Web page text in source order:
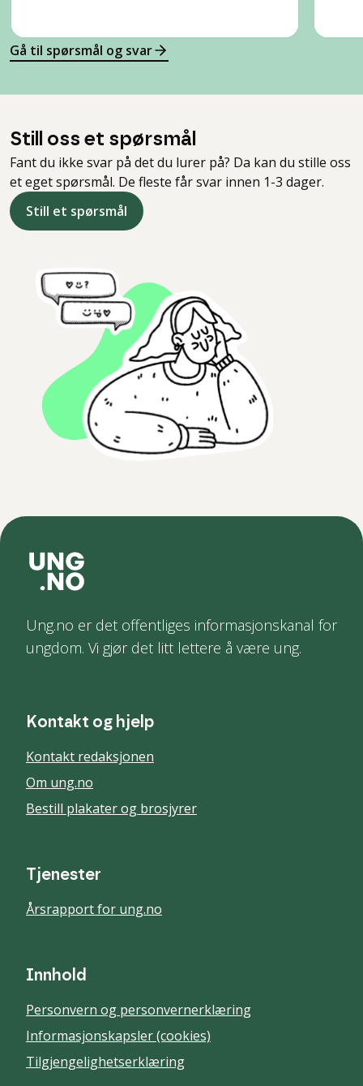
Gå til spørsmål og svar
Still oss et spørsmål
Fant du ikke svar på det du lurer på? Da kan du stille oss
et eget spørsmål. De fleste får svar innen 1-3 dager.
Still et spørsmål
Ung.no er det offentliges informasjonskanal for
ungdom. Vi gjør det litt lettere å være ung.
Kontakt og hjelp
Kontakt redaksjonen
Om ung.no
Bestill plakater og brosjyrer
Tjenester
Årsrapport for ung.no
Innhold
Personvern og personvernerklæring
Informasjonskapsler (cookies)
Tilgjengelighetserklæring